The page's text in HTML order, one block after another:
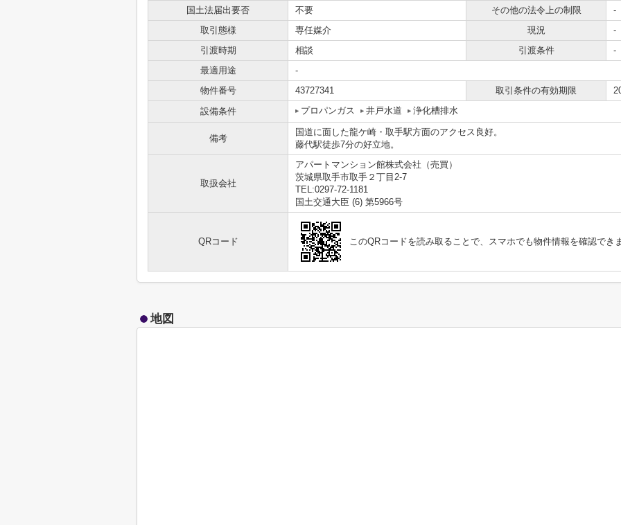
国土法届出要否
不要 その他の法令上の制限
-
取引態様
専任媒介 現況
-
引渡時期
相談 引渡条件
-
最適用途
-
物件番号
43727341 取引条件の有効期限
設備条件
プロパンガス 井戸水道 浄化槽排水
備考
国道に面した龍ケ崎・取手駅方面のアクセス良好。
藤代駅徒歩7分の好立地。
取扱会社
アパートマンション館株式会社（売買）
茨城県取手市取手２丁目2-7
TEL:0297-72-1181
国土交通大臣 (6) 第5966号
QRコード このQRコードを読み取ることで、スマホでも物件情報を確認でき
地図